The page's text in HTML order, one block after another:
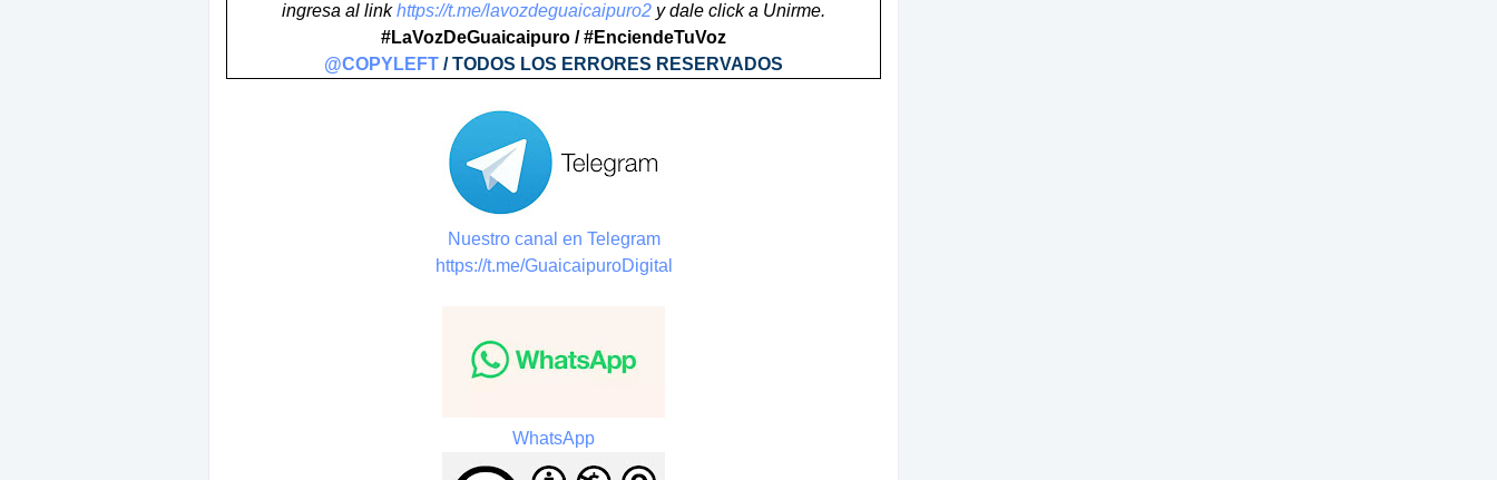
ingresa al linkhttps://t.me/lavozdeguaicaipuro2 y dale click a Unirme.
#LaVozDeGuaicaipuro / #EnciendeTuVoz
@COPYLEFT / TODOS LOS ERRORES RESERVADOS
Nuestro canal en Telegram
https://t.me/GuaicaipuroDigital
WhatsApp